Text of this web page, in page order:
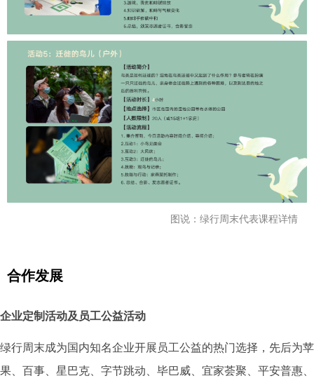
企业定制活动及员工公益活动
绿行周末成为国内知名企业开展员工公益的热门选择，先后为苹
果、百事、星巴克、字节跳动、毕巴威、宜家荟聚、平安普惠、
合作发展
图说：绿行周末代表课程详情